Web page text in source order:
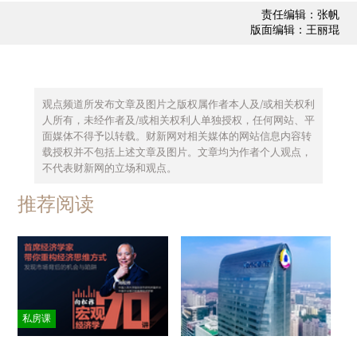
责任编辑：张帆
版面编辑：王丽琨
观点频道所发布文章及图片之版权属作者本人及/或相关权利
人所有，未经作者及/或相关权利人单独授权，任何网站、平
面媒体不得予以转载。财新网对相关媒体的网站信息内容转
载授权并不包括上述文章及图片。文章均为作者个人观点，
不代表财新网的立场和观点。
推荐阅读
私房课